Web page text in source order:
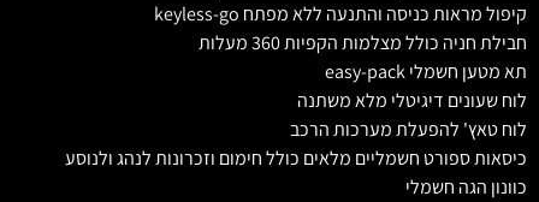
קיפול מראות כניסה והתנעה ללא מפתח keyless-go
חבילת חניה כולל מצלמות הקפיות 360 מעלות
תא מטען חשמלי easy-pack
לוח שעונים דיגיטלי מלא משתנה
לוח טאץ' להפעלת מערכות הרכב
כיסאות ספורט חשמליים מלאים כולל חימום וזכרונות לנהג ולנוסע
כוונון הגה חשמלי